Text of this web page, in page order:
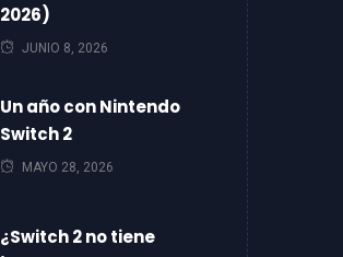
2026)
JUNIO 8, 2026
Un año con Nintendo
Switch 2
MAYO 28, 2026
¿Switch 2 no tiene